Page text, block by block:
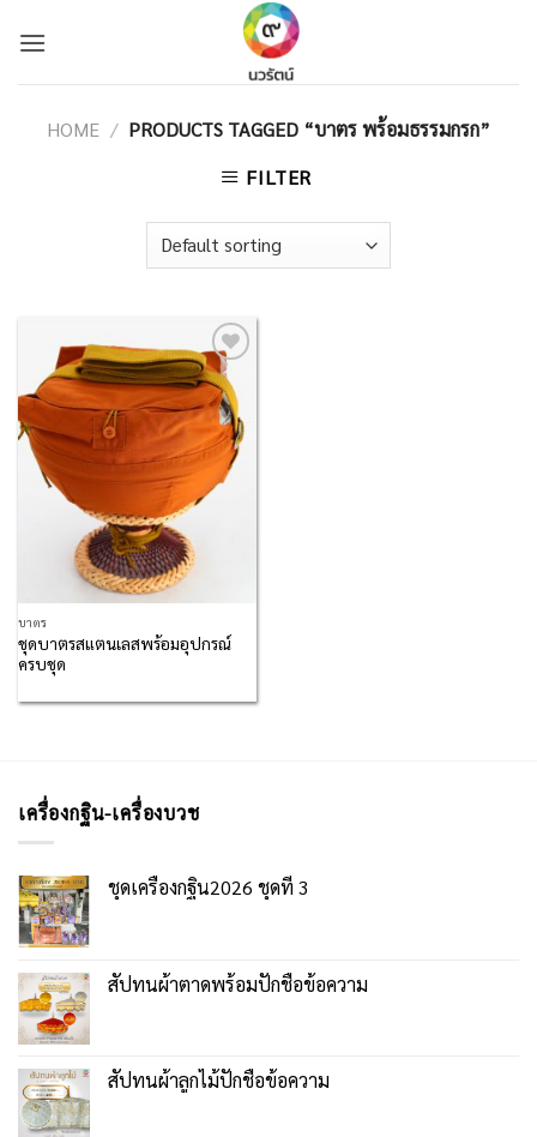
HOME / PRODUCTS TAGGED “บาตร พร้อมธรรมกรก”
FILTER
Add to
Wishlist
บาตร
ชุดบาตรสแตนเลสพร้อมอุปกรณ์
ครบชุด
เครื่องกฐิน-เครื่องบวช
ชุดเครื่องกฐิน2026 ชุดที่ 3
สัปทนผ้าตาดพร้อมปักชื่อข้อความ
สัปทนผ้าลูกไม้ปักชื่อข้อความ